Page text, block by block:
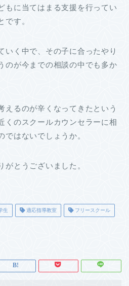
もに当てはまる支援を行ってい
です。
いく中で、その子に合ったやり
のが今までの相談の中でも多か
えるのが辛くなってきたという
くのスクールカウンセラーに相
ではないでしょうか。
がとうございました。
生 適応指導教室 フリースクール